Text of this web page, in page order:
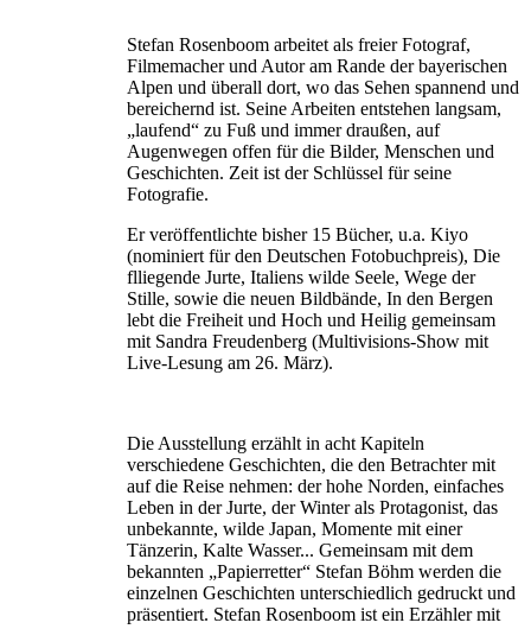
Stefan Rosenboom arbeitet als freier Fotograf,
Filmemacher und Autor am Rande der bayerischen
Alpen und überall dort, wo das Sehen spannend und
bereichernd ist. Seine Arbeiten entstehen langsam,
„laufend“ zu Fuß und immer draußen, auf
Augenwegen offen für die Bilder, Menschen und
Geschichten. Zeit ist der Schlüssel für seine
Fotografie.
Er veröffentlichte bisher 15 Bücher, u.a. Kiyo
(nominiert für den Deutschen Fotobuchpreis), Die
flliegende Jurte, Italiens wilde Seele, Wege der
Stille, sowie die neuen Bildbände, In den Bergen
lebt die Freiheit und Hoch und Heilig gemeinsam
mit Sandra Freudenberg (Multivisions-Show mit
Live-Lesung am 26. März).
Die Ausstellung erzählt in acht Kapiteln
verschiedene Geschichten, die den Betrachter mit
auf die Reise nehmen: der hohe Norden, einfaches
Leben in der Jurte, der Winter als Protagonist, das
unbekannte, wilde Japan, Momente mit einer
Tänzerin, Kalte Wasser... Gemeinsam mit dem
bekannten „Papierretter“ Stefan Böhm werden die
einzelnen Geschichten unterschiedlich gedruckt und
präsentiert. Stefan Rosenboom ist ein Erzähler mit